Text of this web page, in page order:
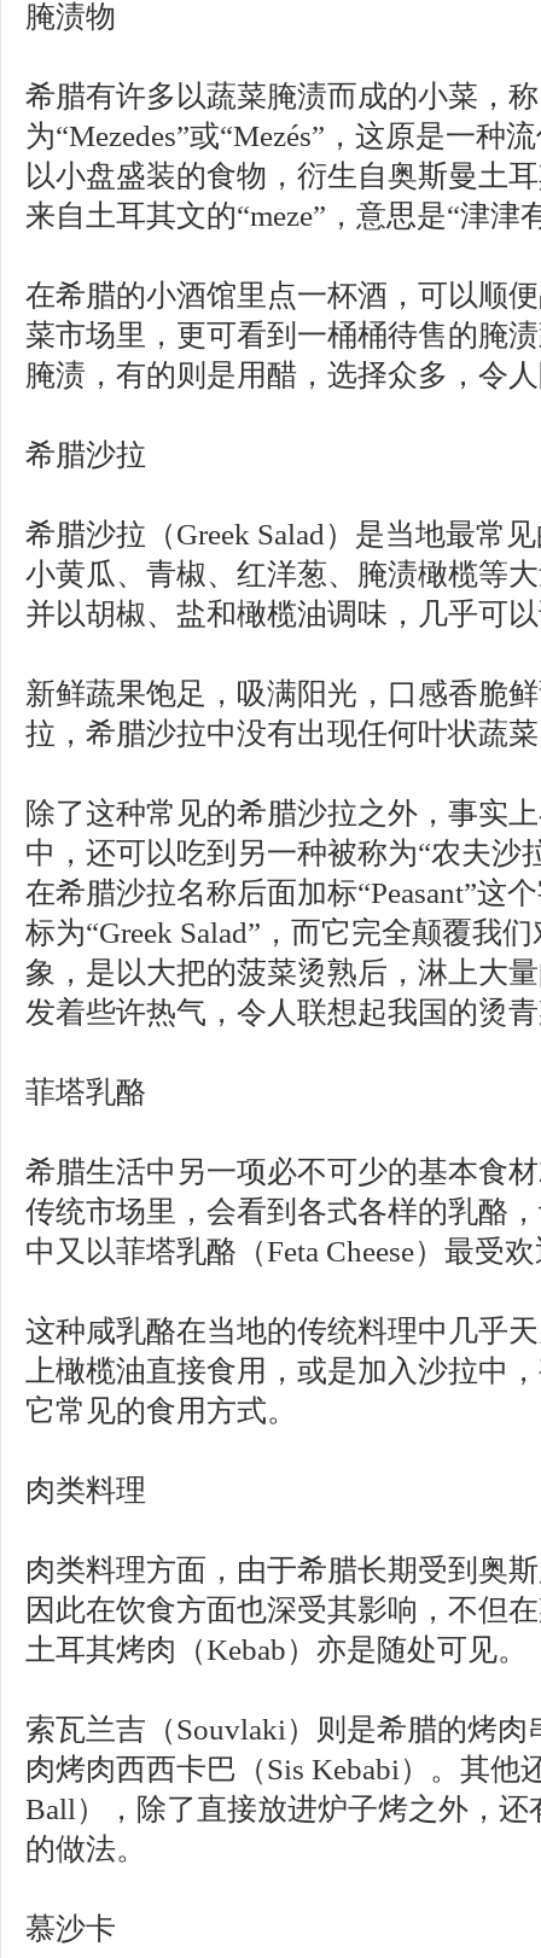
腌渍物
希腊有许多以蔬菜腌渍而成的小菜，称
为“Mezedes”或“Mezés”，这原是一种
以小盘盛装的食物，衍生自奥斯曼土
来自土耳其文的“meze”，意思是“津津
在希腊的小酒馆里点一杯酒，可以顺
菜市场里，更可看到一桶桶待售的腌
腌渍，有的则是用醋，选择众多，令
希腊沙拉
希腊沙拉（Greek Salad）是当地最常
小黄瓜、青椒、红洋葱、腌渍橄榄等
并以胡椒、盐和橄榄油调味，几乎可
新鲜蔬果饱足，吸满阳光，口感香脆
拉，希腊沙拉中没有出现任何叶状蔬
除了这种常见的希腊沙拉之外，事实
中，还可以吃到另一种被称为“农夫沙
在希腊沙拉名称后面加标“Peasant”这
标为“Greek Salad”，而它完全颠覆我
象，是以大把的菠菜烫熟后，淋上大
发着些许热气，令人联想起我国的烫
菲塔乳酪
希腊生活中另一项必不可少的基本食
传统市场里，会看到各式各样的乳酪
中又以菲塔乳酪（Feta Cheese）最受
这种咸乳酪在当地的传统料理中几乎
上橄榄油直接食用，或是加入沙拉中
它常见的食用方式。
肉类料理
肉类料理方面，由于希腊长期受到奥
因此在饮食方面也深受其影响，不但
土耳其烤肉（Kebab）亦是随处可见。
索瓦兰吉（Souvlaki）则是希腊的烤
肉烤肉西西卡巴（Sis Kebabi）。其他
Ball），除了直接放进炉子烤之外，
的做法。
慕沙卡